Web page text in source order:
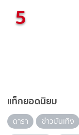
5
แท็กยอดนิยม
ดารา ข่าวบันเทิง